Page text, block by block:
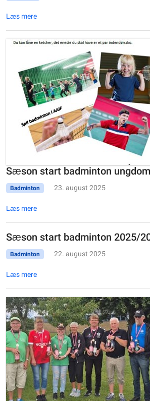
Læs mere
Sæson start badminton
Badminton 23. august 2025
Læs mere
Sæson start badminton 2025/
Badminton 22. august 2025
Læs mere